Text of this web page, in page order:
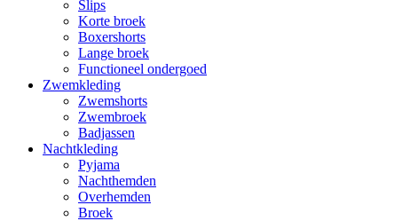
Slips
Korte broek
Boxershorts
Lange broek
Functioneel ondergoed
Zwemkleding
Zwemshorts
Zwembroek
Badjassen
Nachtkleding
Pyjama
Nachthemden
Overhemden
Broek